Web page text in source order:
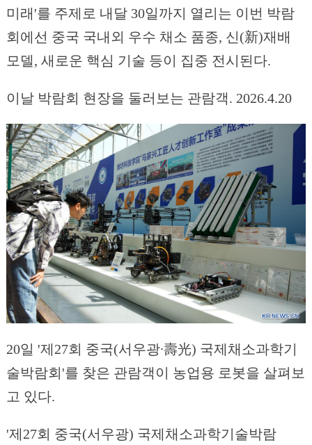
미래'를 주제로 내달 30일까지 열리는 이번 박람
회에선 중국 국내외 우수 채소 품종, 신(新)재배
모델, 새로운 핵심 기술 등이 집중 전시된다.
이날 박람회 현장을 둘러보는 관람객. 2026.4.20
20일 '제27회 중국(서우광∙壽光) 국제채소과학기
술박람회'를 찾은 관람객이 농업용 로봇을 살펴보
고 있다.
'제27회 중국(서우광) 국제채소과학기술박람